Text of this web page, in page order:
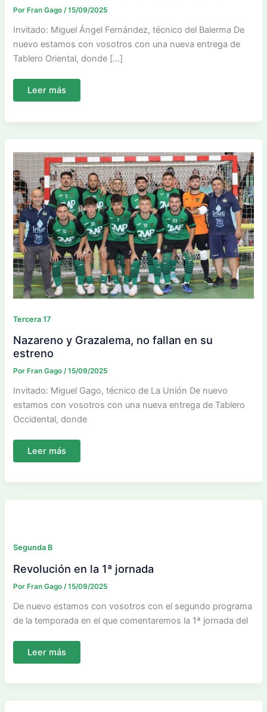
Por Fran Gago/15/09/2025
Invitado: Miguel Ángel Fernández, técnico del Balerma De
nuevo estamos con vosotros con una nueva entrega de
Tablero Oriental, donde […]
Sporting
la
Leer más
Tercera 17
Nazareno y Grazalema, no fallan en su
estreno
Por Fran Gago/15/09/2025
Invitado: Miguel Gago, técnico de La Unión De nuevo
estamos con vosotros con una nueva entrega de Tablero
Occidental, donde
Nazareno
fallan
Leer más
Segunda B
Revolución en la 1ª jornada
Por Fran Gago/15/09/2025
De nuevo estamos con vosotros con el segundo programa
de la temporada en el que comentaremos la 1ª jornada del
Revolución
jornada
Leer más